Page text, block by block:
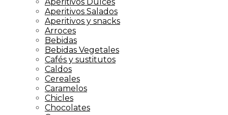
Aperitivos Salados
Aperitivos y snacks
Arroces
Bebidas
Bebidas Vegetales
Cafés y sustitutos
Caldos
Cereales
Caramelos
Chicles
Chocolates